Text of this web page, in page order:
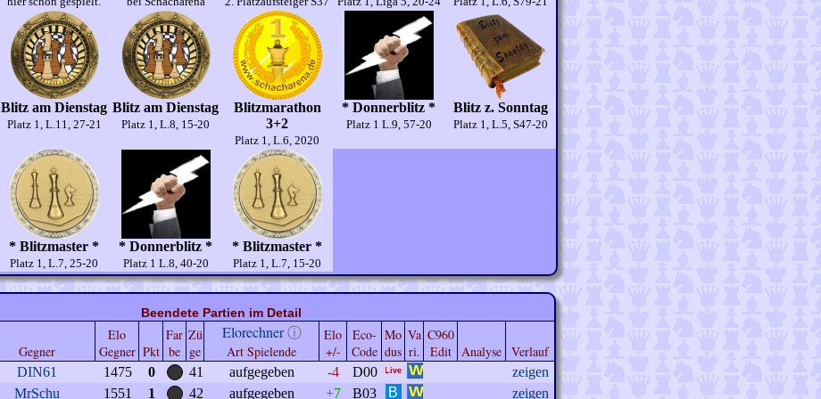
Blitz am Dienstag
Platz 1, L.11, 27-21
Blitz am Dienstag
Platz 1, L.8, 15-20
Blitzmarathon
3+2
Platz 1, L.6, 2020
* Donnerblitz *
Platz 1 L.9, 57-20
Blitz z. Sonntag
Platz 1, L.5, S47-20
* Blitzmaster *
Platz 1, L.7, 25-20
* Donnerblitz *
Platz 1 L.8, 40-20
* Blitzmaster *
Platz 1, L.7, 15-20
Beendete Partien im Detail
Gegner
Elo
Gegner Pkt
Far
be
Zü
ge
Elorechner ⓘ
Art Spielende
Elo
+/-
Eco-
Code
Mo
dus
Va
ri.
C960
Edit
Analyse Verlauf
DIN61 1475 0 41 aufgegeben -4 D00
zeigen
MrSchu 1551 1 42 aufgegeben +7 B03 zeigen